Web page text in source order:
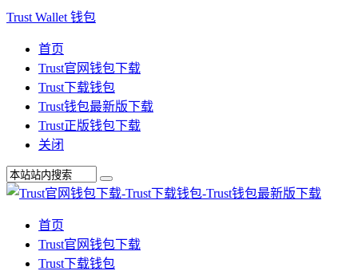
Trust Wallet 钱包
首页
Trust官网钱包下载
Trust下载钱包
Trust钱包最新版下载
Trust正版钱包下载
关闭
首页
Trust官网钱包下载
Trust下载钱包